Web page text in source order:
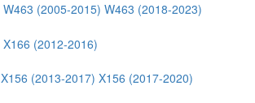
W463 (2005-2015) W463 (2018-2023)
X166 (2012-2016)
X156 (2013-2017) X156 (2017-2020)